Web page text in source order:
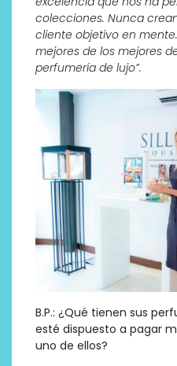
colecciones. Nunca
cliente objetivo en
mejores de los mejores
perfumería de lujo”.
B.P.: ¿Qué tienen sus
esté dispuesto a pagar
uno de ellos?